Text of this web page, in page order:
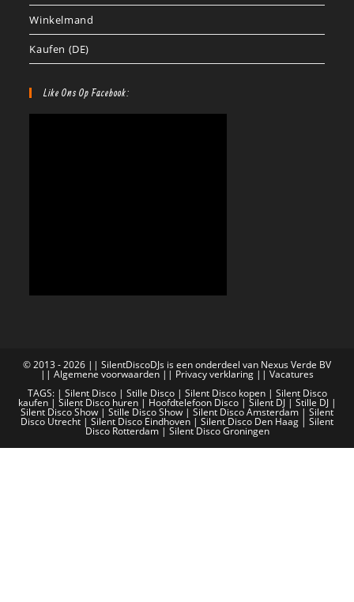
Winkelmand
Kaufen (DE)
Like Ons Op Facebook:
© 2013 - 2026 || SilentDiscoDJs is een onderdeel van Nexus Verde BV
|| Algemene voorwaarden || Privacy verklaring || Vacatures
TAGS: | Silent Disco| Stille Disco | Silent Disco kopen | Silent Disco
kaufen | Silent Disco huren| Hoofdtelefoon Disco | Silent DJ | Stille DJ |
Silent Disco Show | Stille Disco Show | Silent Disco Amsterdam | Silent
Disco Utrecht | Silent Disco Eindhoven | Silent Disco Den Haag Silent
Disco Rotterdam | Silent Disco Groningen